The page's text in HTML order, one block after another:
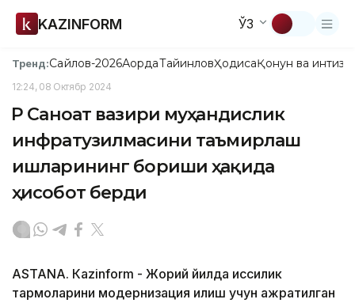
KAZINFORM ЎЗ
Тренд:Сайлов-2026АқордаТайинловҲодисаҚонун ва
12:24, 08 Октябр 2024
ҚР Саноат вазири муҳандислик
инфратузилмасини таъмирлаш
ишларининг бориши ҳақида
ҳисобот берди
ASTANА. Кazinform - Жорий йилда иссиқлик
тармоқларини модернизация қилиш учун ажратилган